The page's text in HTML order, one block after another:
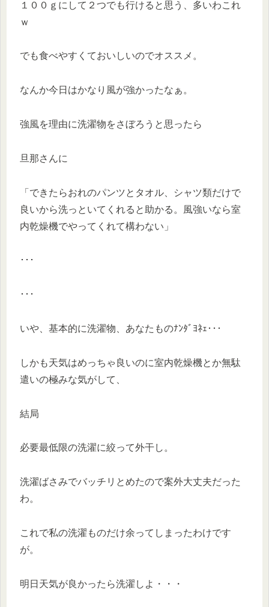
１００ｇにして２つでも行けると思う、多いわこれ
ｗ
でも食べやすくておいしいのでオススメ。
なんか今日はかなり風が強かったなぁ。
強風を理由に洗濯物をさぼろうと思ったら
旦那さんに
「できたらおれのパンツとタオル、シャツ類だけで
良いから洗っといてくれると助かる。風強いなら室
内乾燥機でやってくれて構わない」
･･･
･･･
いや、基本的に洗濯物、あなたものﾅﾝﾀﾞﾖﾈｪ･･･
しかも天気はめっちゃ良いのに室内乾燥機とか無駄
遣いの極みな気がして、
結局
必要最低限の洗濯に絞って外干し。
洗濯ばさみでバッチリとめたので案外大丈夫だった
わ。
これで私の洗濯ものだけ余ってしまったわけです
が。
明日天気が良かったら洗濯しよ・・・